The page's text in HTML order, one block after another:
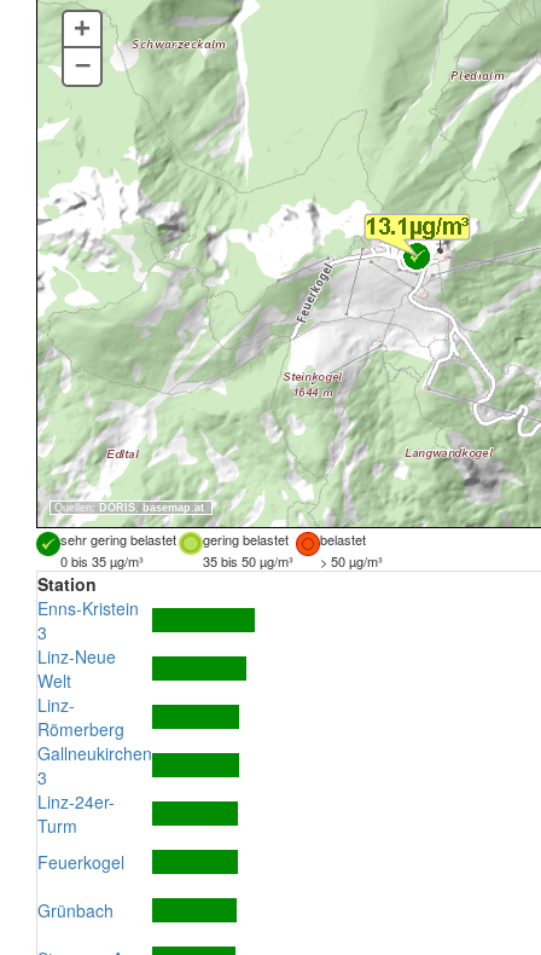
Quellen: DORIS, basemap.at
+
–
sehr gering belastet gering belastet
belastet
0 bis 35 µg/m³
35 bis 50 µg/m³ > 50 µg/m³
Station
Enns-Kristein
3
Linz-Neue
Welt
Linz-
Römerberg
Gallneukirchen
3
Linz-24er-
Turm
Feuerkogel
Grünbach